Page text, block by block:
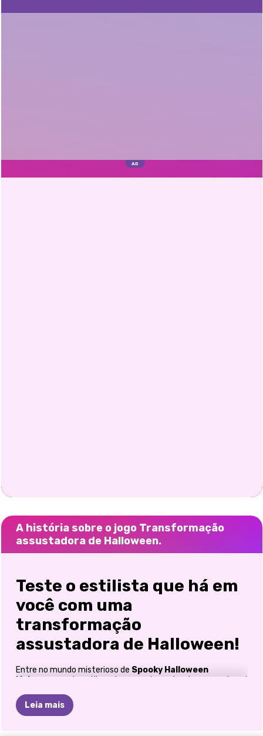
A história sobre o jogo Transformação
assustadora de Halloween.
Teste o estilista que há em
você com uma
transformação
assustadora de Halloween!
Entre no mundo misterioso de Spooky Halloween
Makeover
, onde estilo e charme sobrenatural se encontram!
permite que você transforme uma beleza comum em um
ícone de Halloween assustadoramente deslumbrante. Seja
Leia mais